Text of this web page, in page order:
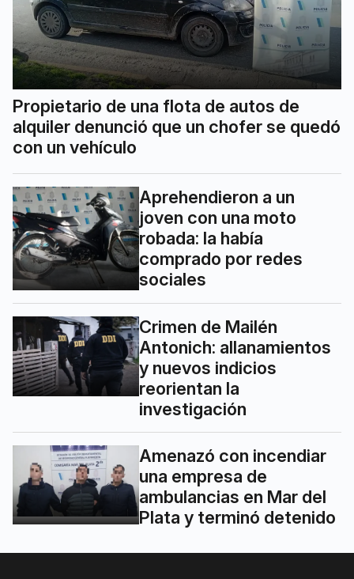
Propietario de una flota de autos de
alquiler denunció que un chofer se quedó
con un vehículo
Aprehendieron a un
joven con una moto
robada: la había
comprado por redes
sociales
Crimen de Mailén
Antonich: allanamientos
y nuevos indicios
reorientan la
investigación
Amenazó con incendiar
una empresa de
ambulancias en Mar del
Plata y terminó detenido